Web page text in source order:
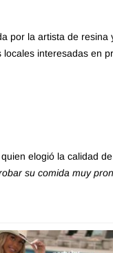
por la artista de resina
locales interesadas en
elogió la calidad
su comida muy